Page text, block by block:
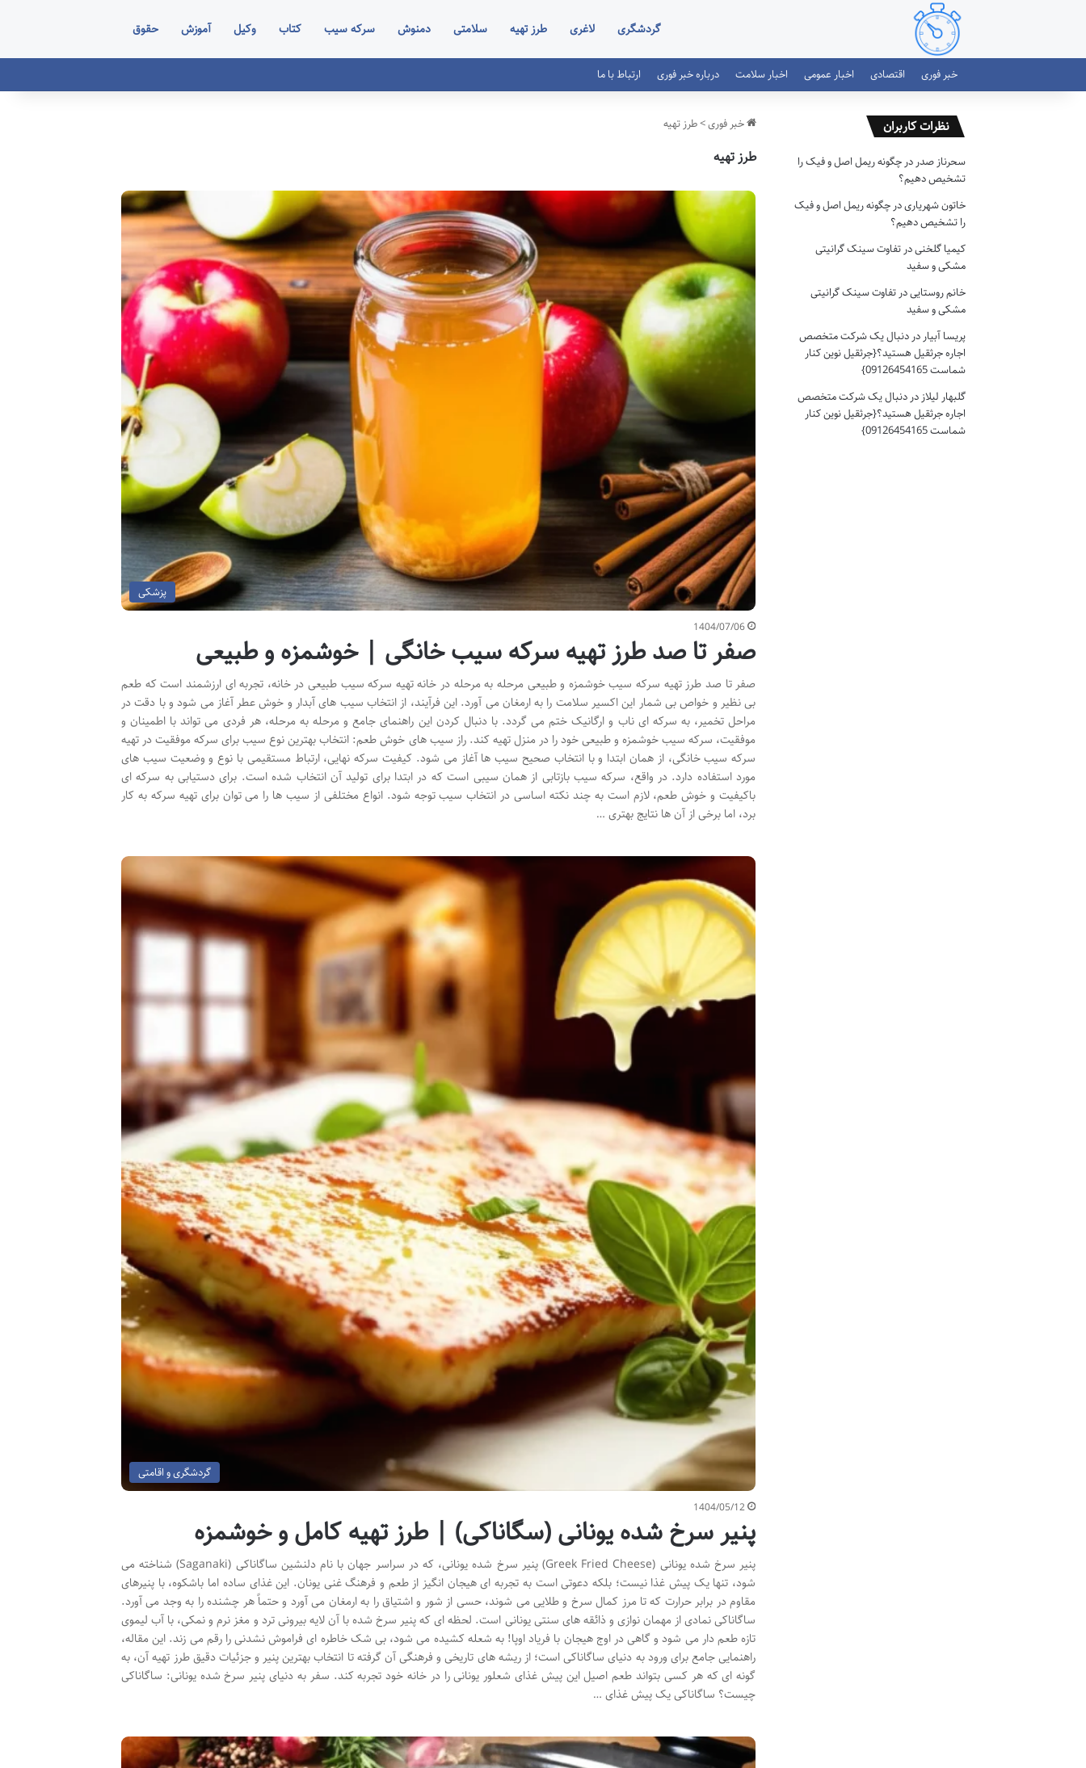
گردشگری لاغری طرز تهیه سلامتی دمنوش سرکه سیب کتاب وکیل آموزش حقوق
خبر فوری اقتصادی اخبار عمومی اخبار سلامت درباره خبر فوری ارتباط با ما
خبر فوری>طرز تهیه
طرز تهیه
پزشکی
1404/07/06
صفر تا صد طرز تهیه سرکه سیب خانگی | خوشمزه و طبیعی
صفر تا صد طرز تهیه سرکه سیب خوشمزه و طبیعی مرحله به مرحله در خانه تهیه سرکه سیب طبیعی در خانه، تجربه ای ارزشمند است که طعم
بی نظیر و خواص بی شمار این اکسیر سلامت را به ارمغان می آورد. این فرآیند، از انتخاب سیب های آبدار و خوش عطر آغاز می شود و با دقت در
مراحل تخمیر، به سرکه ای ناب و ارگانیک ختم می گردد. با دنبال کردن این راهنمای جامع و مرحله به مرحله، هر فردی می تواند با اطمینان و
موفقیت، سرکه سیب خوشمزه و طبیعی خود را در منزل تهیه کند. راز سیب های خوش طعم: انتخاب بهترین نوع سیب برای سرکه موفقیت در تهیه
سرکه سیب خانگی، از همان ابتدا و با انتخاب صحیح سیب ها آغاز می شود. کیفیت سرکه نهایی، ارتباط مستقیمی با نوع و وضعیت سیب های
مورد استفاده دارد. در واقع، سرکه سیب بازتابی از همان سیبی است که در ابتدا برای تولید آن انتخاب شده است. برای دستیابی به سرکه ای
باکیفیت و خوش طعم، لازم است به چند نکته اساسی در انتخاب سیب توجه شود. انواع مختلفی از سیب ها را می توان برای تهیه سرکه به کار
برد، اما برخی از آن ها نتایج بهتری …
گردشگری و اقامتی
1404/05/12
پنیر سرخ شده یونانی (سگاناکی) | طرز تهیه کامل و خوشمزه
پنیر سرخ شده یونانی (Greek Fried Cheese) پنیر سرخ شده یونانی، که در سراسر جهان با نام دلنشین ساگاناکی (Saganaki) شناخته می
شود، تنها یک پیش غذا نیست؛ بلکه دعوتی است به تجربه ای هیجان انگیز از طعم و فرهنگ غنی یونان. این غذای ساده اما باشکوه، با پنیرهای
مقاوم در برابر حرارت که تا مرز کمال سرخ و طلایی می شوند، حسی از شور و اشتیاق را به ارمغان می آورد و حتماً هر چشنده را به وجد می آورد.
ساگاناکی نمادی از مهمان نوازی و ذائقه های سنتی یونانی است. لحظه ای که پنیر سرخ شده با آن لایه بیرونی ترد و مغز نرم و نمکی، با آب لیموی
تازه طعم دار می شود و گاهی در اوج هیجان با فریاد اوپا! به شعله کشیده می شود، بی شک خاطره ای فراموش نشدنی را رقم می زند. این مقاله،
راهنمایی جامع برای ورود به دنیای ساگاناکی است؛ از ریشه های تاریخی و فرهنگی آن گرفته تا انتخاب بهترین پنیر و جزئیات دقیق طرز تهیه آن، به
گونه ای که هر کسی بتواند طعم اصیل این پیش غذای شعلور یونانی را در خانه خود تجربه کند. سفر به دنیای پنیر سرخ شده یونانی: ساگاناکی
چیست؟ ساگاناکی یک پیش غذای …
نظرات کاربران
سحرناز صدر درچگونه ریمل اصل و فیک را
تشخیص دهیم؟
خاتون شهریاریدرچگونه ریمل اصل و فیک
را تشخیص دهیم؟
کیمیا گلخنیدرتفاوت سینک گرانیتی
مشکی و سفید
خانم روستاییدرتفاوت سینک گرانیتی
مشکی و سفید
پریسا آبیار دردنبال یک شرکت متخصص
اجاره جرثقیل هستید؟{جرثقیل نوین کنار
شماست 09126454165}
گلبهار لیلاز دردنبال یک شرکت متخصص
اجاره جرثقیل هستید؟{جرثقیل نوین کنار
شماست 09126454165}